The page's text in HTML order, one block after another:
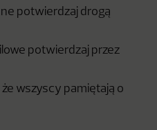
potwierdzaj drogą
potwierdzaj przez
wszyscy pamiętają o